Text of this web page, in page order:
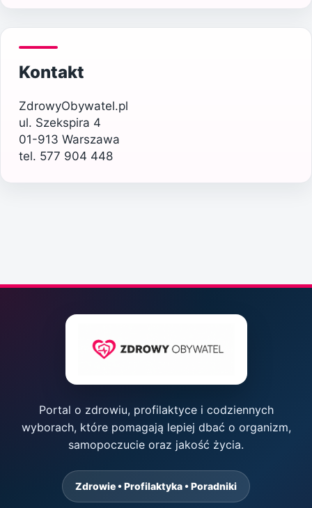
Kontakt
ZdrowyObywatel.pl
ul. Szekspira 4
01-913 Warszawa
tel. 577 904 448
Portal o zdrowiu, profilaktyce i codziennych
wyborach, które pomagają lepiej dbać o organizm,
samopoczucie oraz jakość życia.
Zdrowie • Profilaktyka • Poradniki